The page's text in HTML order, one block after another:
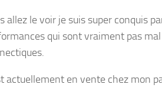
allez le voir je suis super conquis
qui sont vraiment pas
actuellement en vente chez mon